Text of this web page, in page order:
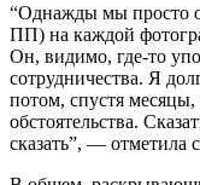
“Однажды мы просто
ПП) на каждой
Он, видимо, где-то
сотрудничества. Я
потом, спустя месяцы,
обстоятельства.
сказать”, — отметила